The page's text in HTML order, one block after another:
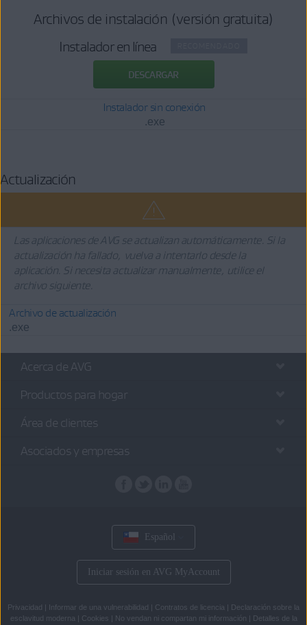
Archivos de instalación (versión gratuita)
Instalador en línea
DESCARGAR
Instalador sin conexión
.exe
Actualización
Las aplicaciones de AVG se actualizan automáticamente. Si la
actualización ha fallado, vuelva a intentarlo desde la
aplicación. Si necesita actualizar manualmente, utilice el
archivo siguiente.
Archivo de actualización
.exe
Acerca de AVG
Productos para hogar
Área de clientes
Asociados y empresas
Español
Iniciar sesión en AVG MyAccount
Privacidad | Informar de una vulnerabilidad | Contratos de licencia | Declaración sobre la
esclavitud moderna | Cookies | No vendan ni compartan mi información | Detalles de la